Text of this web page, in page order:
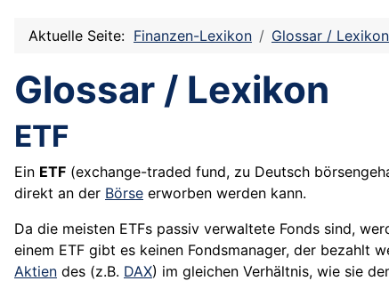
Aktuelle Seite: Finanzen-Lexikon Glossar / Lexikon
Glossar / Lexikon
ETF
Ein ETF (exchange-traded fund, zu Deutsch
direkt an der Börse erworben werden kann.
Da die meisten ETFs passiv verwaltete Fonds sind,
einem ETF gibt es keinen Fondsmanager, der bezahlt
Aktien des (z.B. DAX) im gleichen Verhältnis, wie sie